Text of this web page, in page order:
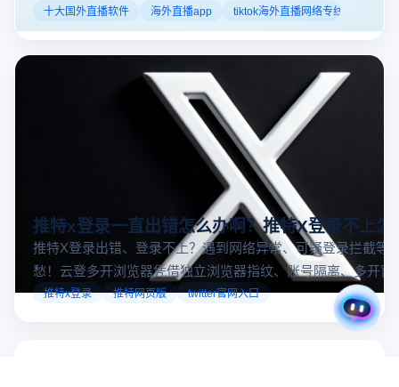
的机遇。如果你是一个跨境电商从业者，想要了解2025年十
大国外直播软件排行榜，那么你来对地方了！接下来跟着云
登多开浏览器一起来了解海外直播平台哪些最受欢迎。
十大国外直播软件 海外直播app tiktok海外直播网络专线
推特x登录一直出错怎么办啊？推特X登录不上怎
推特X登录出错、登录不上？遇到网络异常、可疑登录拦截等
愁！云登多开浏览器凭借独立浏览器指纹、账号隔离、多开窗
对性解决登录难题，让推特X登录更稳定安全～
推特x登录 推特网页版 twitter官网入口